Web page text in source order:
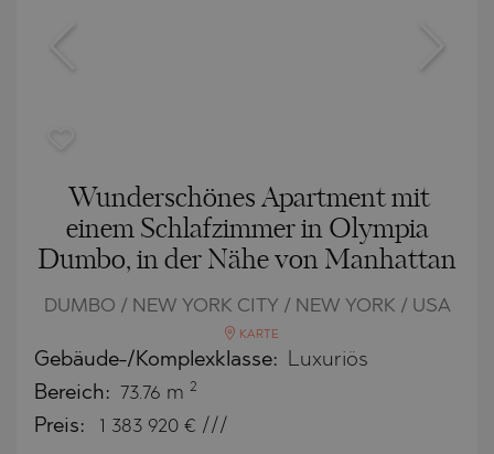
Wunderschönes Apartment mit
einem Schlafzimmer in Olympia
Dumbo, in der Nähe von Manhattan
DUMBO / NEW YORK CITY / NEW YORK / USA
KARTE
Gebäude-/Komplexklasse: Luxuriös
Bereich: 73.76 m 2
Preis: 1 383 920 € ///